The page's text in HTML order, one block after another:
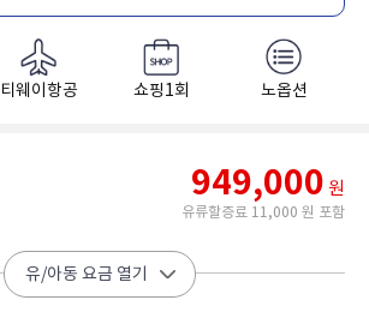
티웨이항공 쇼핑1회 노옵션
949,000 원
유류할증료 11,000 원 포함
유/아동 요금 열기